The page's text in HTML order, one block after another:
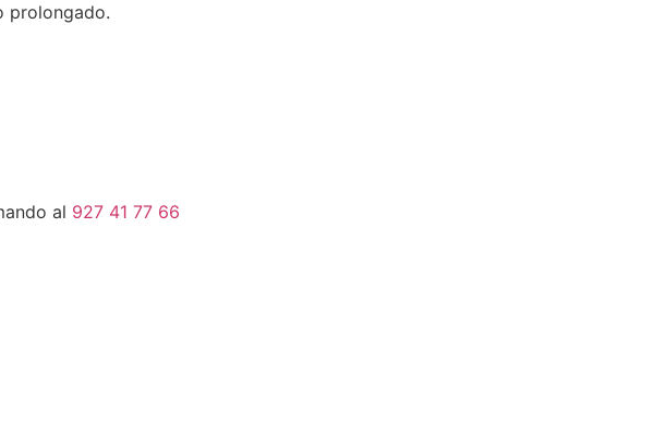
prolongado.
al 927 41 77 66